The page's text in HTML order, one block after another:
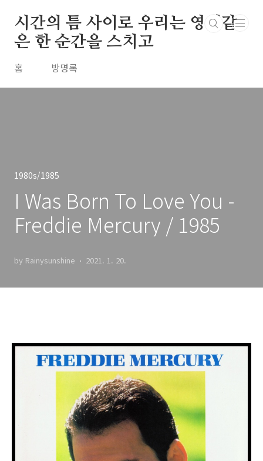
시간의 틈 사이로 우리는 영원같
은 한 순간을 스치고
홈 방명록
1980s/1985
I Was Born To Love You -
Freddie Mercury / 1985
by Rainysunshine 2021. 1. 20.